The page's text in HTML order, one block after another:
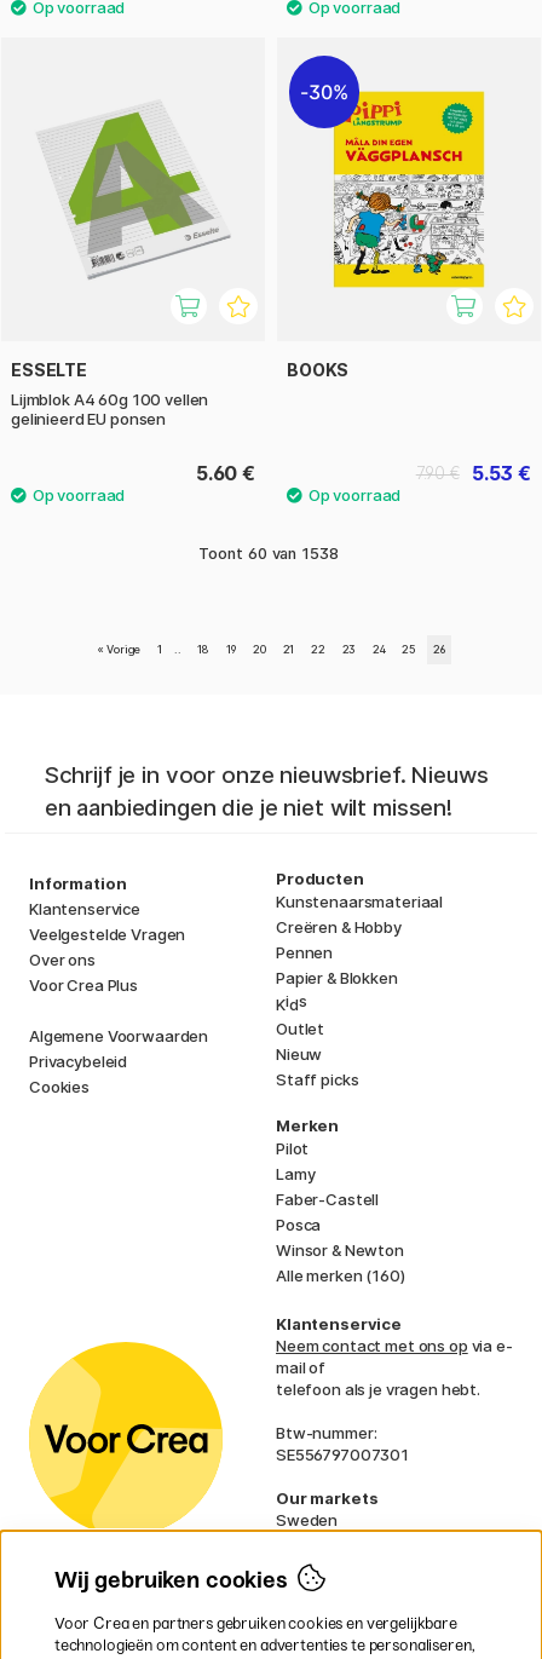
ESSELTE
Lijmblok A4 60g 100 vellen
gelinieerd EU ponsen
5.60 €
30%
BOOKS
5.53 €
7.90 €
Toont 60 van 1538
« Vorige 1 18 19 20 21 22 23 24 25 26
Schrijf je in voor onze nieuwsbrief. Nieuws
en aanbiedingen die je niet wilt missen!
Information
Klantenservice
Veelgestelde Vragen
Over ons
Voor Crea Plus
Algemene Voorwaarden
Privacybeleid
Cookies
Producten
Kunstenaarsmateriaal
Creëren & Hobby
Pennen
Papier & Blokken
Kids
Outlet
Nieuw
Staff picks
Merken
Pilot
Lamy
Faber-Castell
Posca
Winsor & Newton
Alle merken (160)
Klantenservice
Neem contact met ons op via e-
mail of
telefoon als je vragen hebt.
Btw-nummer:
SE556797007301
Our markets
Sweden
Denmark
Finland
Ireland
Germany
Wij gebruiken cookies
Voor Crea en partners gebruiken cookies en vergelijkbare
technologieën om content en advertenties te personaliseren,